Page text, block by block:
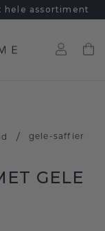
hele assortiment
/ gele-saffier
GELE